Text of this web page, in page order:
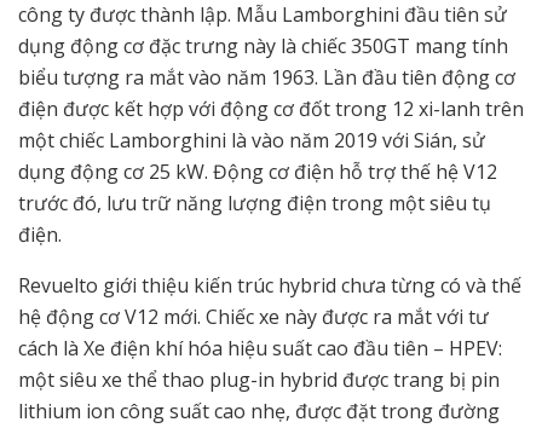
công ty được thành lập. Mẫu Lamborghini đầu tiên sử
dụng động cơ đặc trưng này là chiếc 350GT mang tính
biểu tượng ra mắt vào năm 1963. Lần đầu tiên động cơ
điện được kết hợp với động cơ đốt trong 12 xi-lanh trên
một chiếc Lamborghini là vào năm 2019 với Sián, sử
dụng động cơ 25 kW. Động cơ điện hỗ trợ thế hệ V12
trước đó, lưu trữ năng lượng điện trong một siêu tụ
điện.
Revuelto giới thiệu kiến ​​trúc hybrid chưa từng có và thế
hệ động cơ V12 mới. Chiếc xe này được ra mắt với tư
cách là Xe điện khí hóa hiệu suất cao đầu tiên – HPEV:
một siêu xe thể thao plug-in hybrid được trang bị pin
lithium ion công suất cao nhẹ, được đặt trong đường